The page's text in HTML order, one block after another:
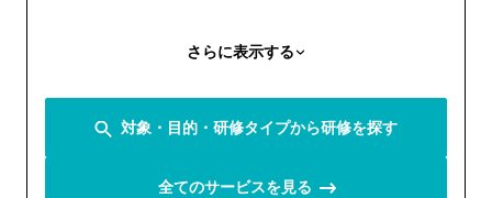
新入社員のエンゲージメントを高める職場育成へ OJTト
さらに表示する
対象・目的・研修タイプから研修を探す
全てのサービスを見る